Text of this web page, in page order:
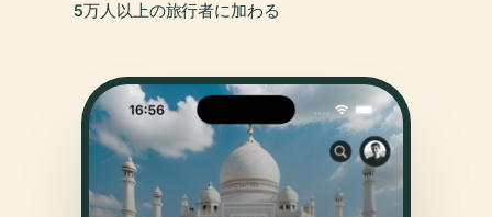
5万人以上の旅行者に加わる